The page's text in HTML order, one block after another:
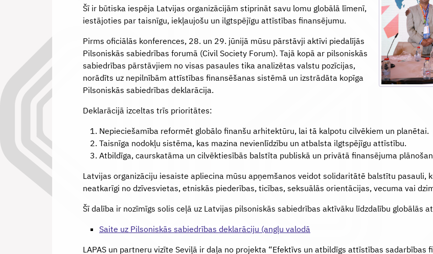
Šī ir būtiska iespēja Latvijas organizācijām stiprināt savu lomu globālā līmenī,
iestājoties par taisnīgu, iekļaujošu un ilgtspējīgu attīstības finansējumu.
Pirms oficiālās konferences, 28. un 29. jūnijā mūsu pārstāvji aktīvi piedalījās
Pilsoniskās sabiedrības forumā (Civil Society Forum). Tajā kopā ar pilsoniskās
sabiedrības pārstāvjiem no visas pasaules tika analizētas valstu pozīcijas,
norādīts uz nepilnībām attīstības finansēšanas sistēmā un izstrādāta kopīga
Pilsoniskās sabiedrības deklarācija.
Deklarācijā izceltas trīs prioritātes:
Nepieciešamība reformēt globālo finanšu arhitektūru, lai tā kalpotu cilvēkiem un planētai.
Taisnīga nodokļu sistēma, kas mazina nevienlīdzību un atbalsta ilgtspējīgu attīstību.
Atbildīga, caurskatāma un cilvēktiesībās balstīta publiskā un privātā finansējuma
Latvijas organizāciju iesaiste apliecina mūsu apņemšanos veidot solidaritātē balstītu pasauli,
neatkarīgi no dzīvesvietas, etniskās piederības, ticības, seksuālās orientācijas, vecuma vai
Šī dalība ir nozīmīgs solis ceļā uz Latvijas pilsoniskās sabiedrības aktīvāku līdzdalību globālās
Saite uz Pilsoniskās sabiedrības deklarāciju (angļu valodā
LAPAS un partneru vizīte Seviļā ir daļa no projekta “Efektīvs un atbildīgs attīstības